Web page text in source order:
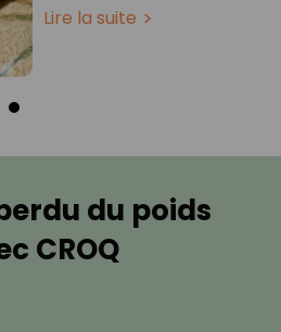
Lire la suite
du poids
CROQ